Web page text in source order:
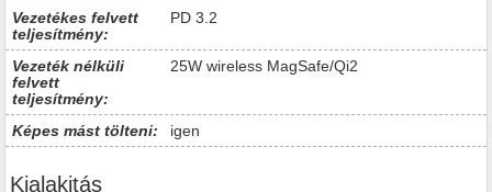
Vezetékes felvett
teljesítmény:
PD 3.2
Vezeték nélküli
felvett
teljesítmény:
25W wireless MagSafe/Qi2
Képes mást tölteni: igen
Kialakitás